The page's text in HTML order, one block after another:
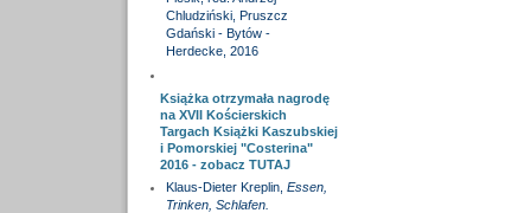
Chludziński, Pruszcz
Gdański - Bytów -
Herdecke, 2016
Książka otrzymała nagrodę
na XVII Kościerskich
Targach Książki Kaszubskiej
i Pomorskiej "Costerina"
2016 - zobacz TUTAJ
Klaus-Dieter Kreplin, Essen,
Trinken, Schlafen.